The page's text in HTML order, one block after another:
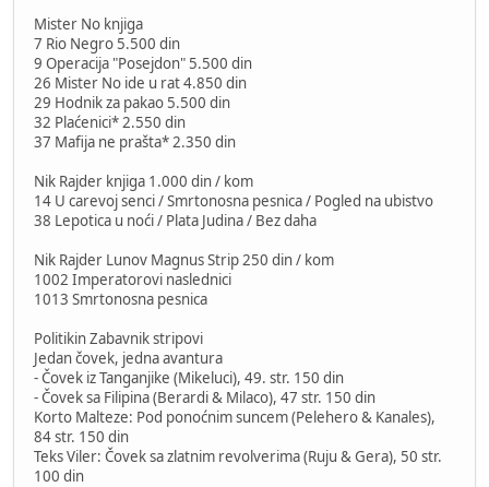
Mister No knjiga
7 Rio Negro 5.500 din
9 Operacija "Posejdon" 5.500 din
26 Mister No ide u rat 4.850 din
29 Hodnik za pakao 5.500 din
32 Plaćenici* 2.550 din
37 Mafija ne prašta* 2.350 din
Nik Rajder knjiga 1.000 din / kom
14 U carevoj senci / Smrtonosna pesnica / Pogled na ubistvo
38 Lepotica u noći / Plata Judina / Bez daha
Nik Rajder Lunov Magnus Strip 250 din / kom
1002 Imperatorovi naslednici
1013 Smrtonosna pesnica
Politikin Zabavnik stripovi
Jedan čovek, jedna avantura
- Čovek iz Tanganjike (Mikeluci), 49. str. 150 din
- Čovek sa Filipina (Berardi & Milaco), 47 str. 150 din
Korto Malteze: Pod ponoćnim suncem (Pelehero & Kanales),
84 str. 150 din
Teks Viler: Čovek sa zlatnim revolverima (Ruju & Gera), 50 str.
100 din